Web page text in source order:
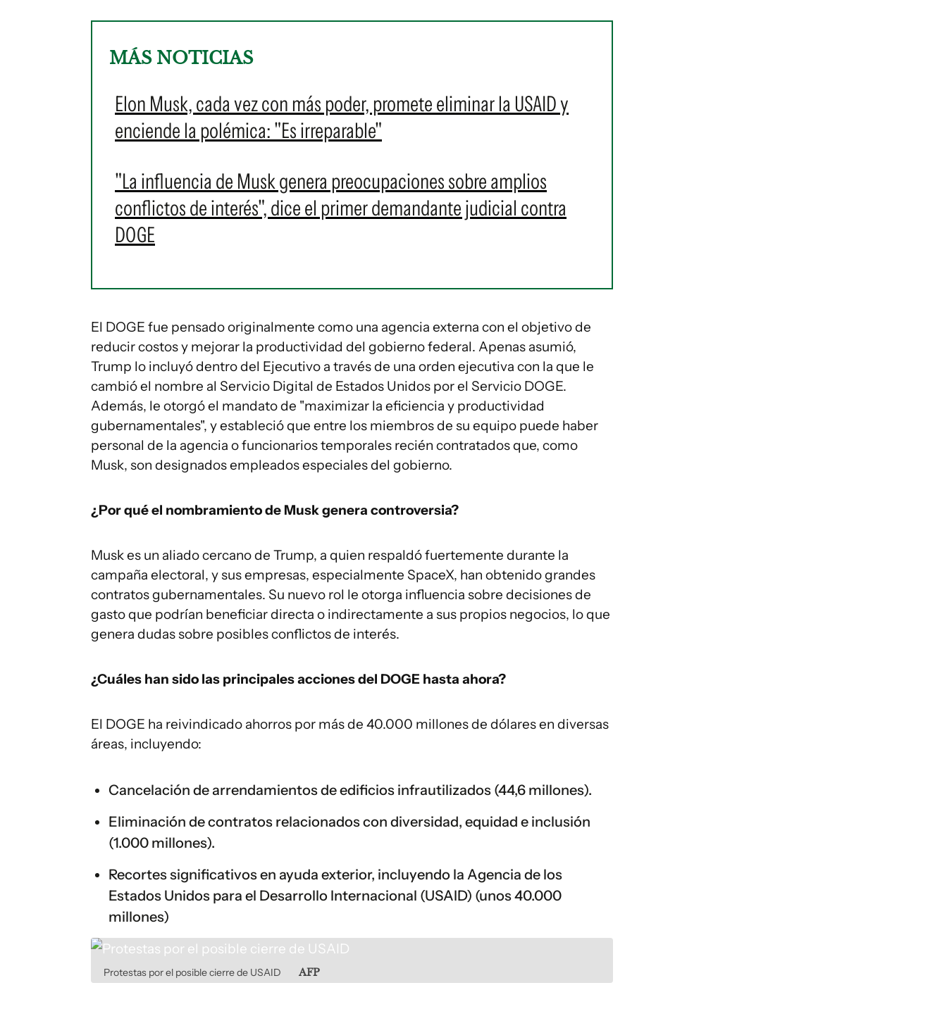
MÁS NOTICIAS
Elon Musk, cada vez con más poder, promete eliminar la USAID y
enciende la polémica: "Es irreparable"
"La influencia de Musk genera preocupaciones sobre amplios
conflictos de interés", dice el primer demandante judicial contra
DOGE
El DOGE fue pensado originalmente como una agencia externa con el objetivo de
reducir costos y mejorar la productividad del gobierno federal. Apenas asumió,
Trump lo incluyó dentro del Ejecutivo a través de una orden ejecutiva con la que le
cambió el nombre al Servicio Digital de Estados Unidos por el Servicio DOGE.
Además, le otorgó el mandato de "maximizar la eficiencia y productividad
gubernamentales", y estableció que entre los miembros de su equipo puede haber
personal de la agencia o funcionarios temporales recién contratados que, como
Musk, son designados empleados especiales del gobierno.
¿Por qué el nombramiento de Musk genera controversia?
Musk es un aliado cercano de Trump, a quien respaldó fuertemente durante la
campaña electoral, y sus empresas, especialmente SpaceX, han obtenido grandes
contratos gubernamentales. Su nuevo rol le otorga influencia sobre decisiones de
gasto que podrían beneficiar directa o indirectamente a sus propios negocios, lo que
genera dudas sobre posibles conflictos de interés.
¿Cuáles han sido las principales acciones del DOGE hasta ahora?
El DOGE ha reivindicado ahorros por más de 40.000 millones de dólares en diversas
áreas, incluyendo:
Cancelación de arrendamientos de edificios infrautilizados (44,6 millones).
Eliminación de contratos relacionados con diversidad, equidad e inclusión
(1.000 millones).
Recortes significativos en ayuda exterior, incluyendo la Agencia de los
Estados Unidos para el Desarrollo Internacional (USAID) (unos 40.000
millones)
Protestas por el posible cierre de USAID AFP